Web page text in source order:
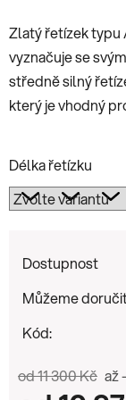
Zlatý řetízek typu
vyznačuje se
středně silný
který je vhodný
Délka řetízku
Dostupnost
Můžeme
Kód:
od 11 300 Kč až